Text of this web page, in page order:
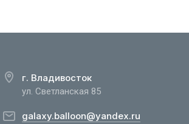
г. Владивосток
ул. Светланская 85
galaxy.balloon@yandex.ru